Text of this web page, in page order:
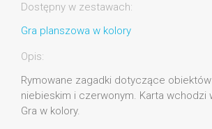
Dostępny w zestawach:
Gra planszowa w kolory
Opis:
Rymowane zagadki dotyczące
niebieskim i czerwonym. Karta wchodzi
Gra w kolory.